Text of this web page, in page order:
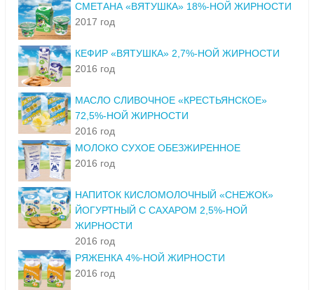
СМЕТАНА «ВЯТУШКА» 18%-НОЙ ЖИРНОСТИ
2017 год
КЕФИР «ВЯТУШКА» 2,7%-НОЙ ЖИРНОСТИ
2016 год
МАСЛО СЛИВОЧНОЕ «КРЕСТЬЯНСКОЕ»
72,5%-НОЙ ЖИРНОСТИ
2016 год
МОЛОКО СУХОЕ ОБЕЗЖИРЕННОЕ
2016 год
НАПИТОК КИСЛОМОЛОЧНЫЙ «СНЕЖОК»
ЙОГУРТНЫЙ С САХАРОМ 2,5%-НОЙ
ЖИРНОСТИ
2016 год
РЯЖЕНКА 4%-НОЙ ЖИРНОСТИ
2016 год